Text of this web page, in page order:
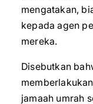
mengatakan,
kepada agen
mereka.
Disebutkan
jamaah umrah